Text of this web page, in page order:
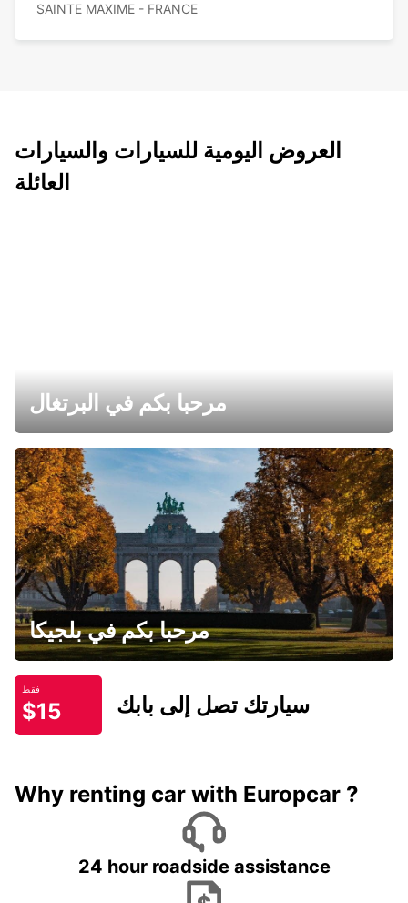
SAINTE MAXIME - FRANCE
العروض اليومية للسيارات والسيارات
العائلة
مرحبا بكم في البرتغال
مرحبا بكم في بلجيكا
فقط
$15 سيارتك تصل إلى بابك
Why renting car with Europcar ?
24 hour roadside assistance